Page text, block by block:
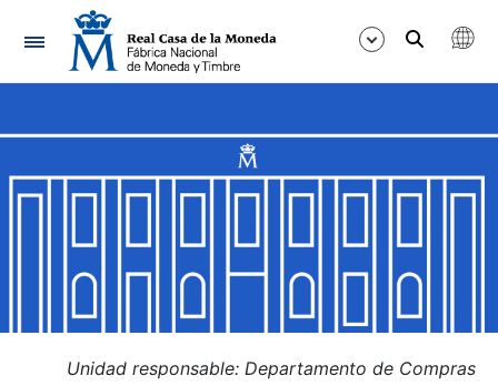
Navegación
Mostrar/Ocultar
Mostrar/Ocultar
Mostrar/Ocultar
Unidad responsable: Departamento de Compras